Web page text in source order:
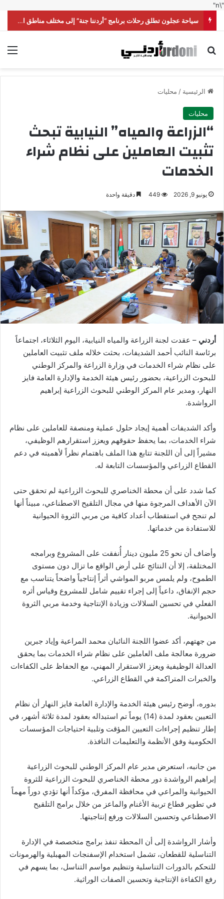
"\n"
سياحة عجلون تطلق رحلات برنامج “أردننا جنة” إلى مختلف مناطق المملكة
بحث عن
الرئيسية / محليات
محليات
“الزراعة والمياه” النيابية تبحث
تثبيت العاملين على نظام شراء
الخدمات
يونيو 9, 2026 449 دقيقة واحدة
أردني – عقدت لجنة الزراعة والمياه النيابية، اليوم الثلاثاء، اجتماعاً
برئاسة النائب أحمد الشديفات، بحثت خلاله ملف تثبيت العاملين
على نظام شراء الخدمات في وزارة الزراعة والمركز الوطني
للبحوث الزراعية، بحضور رئيس هيئة الخدمة والإدارة العامة فايز
النهار، ومدير عام المركز الوطني للبحوث الزراعية إبراهيم
الرواشدة.
وأكد الشديفات أهمية إيجاد حلول عملية ومنصفة للعاملين على نظام
شراء الخدمات، بما يحفظ حقوقهم ويعزز استقرارهم الوظيفي،
مشيراً إلى أن اللجنة تتابع هذا الملف باهتمام نظراً لأهميته في دعم
القطاع الزراعي والمؤسسات التابعة له.
كما شدد على أن محطة الخناصري للبحوث الزراعية لم تحقق حتى
الآن الأهداف المرجوة منها في مجال التلقيح الاصطناعي، مبيناً أنها
لم تنجح في استقطاب أعداد كافية من مربي الثروة الحيوانية
للاستفادة من خدماتها.
وأضاف أن نحو 25 مليون دينار أُنفقت على المشروع وبرامجه
المختلفة، إلا أن النتائج على أرض الواقع ما تزال دون مستوى
الطموح، ولم يلمس مربو المواشي أثراً إنتاجياً واضحاً يتناسب مع
حجم الإنفاق، داعياً إلى إجراء تقييم شامل للمشروع وقياس أثره
الفعلي في تحسين السلالات وزيادة الإنتاجية وخدمة مربي الثروة
الحيوانية.
من جهتهم، أكد عضوا اللجنة النائبان محمد المراعية وإياد جبرين
ضرورة معالجة ملف العاملين على نظام شراء الخدمات بما يحقق
العدالة الوظيفية ويعزز الاستقرار المهني، مع الحفاظ على الكفاءات
والخبرات المتراكمة في القطاع الزراعي.
بدوره، أوضح رئيس هيئة الخدمة والإدارة العامة فايز النهار أن نظام
التعيين بعقود لمدة (14) يوماً تم استبداله بعقود لمدة ثلاثة أشهر، في
إطار تنظيم إجراءات التعيين المؤقت وتلبية احتياجات المؤسسات
الحكومية وفق الأنظمة والتعليمات النافذة.
من جانبه، استعرض مدير عام المركز الوطني للبحوث الزراعية
إبراهيم الرواشدة دور محطة الخناصري للبحوث الزراعية للثروة
الحيوانية والمراعي في محافظة المفرق، مؤكداً أنها تؤدي دوراً مهماً
في تطوير قطاع تربية الأغنام والماعز من خلال برامج التلقيح
الاصطناعي وتحسين السلالات ورفع إنتاجيتها.
وأشار الرواشدة إلى أن المحطة تنفذ برامج متخصصة في الإدارة
التناسلية للقطعان، تشمل استخدام الإسفنجات المهبلية والهرمونات
للتحكم بالدورات التناسلية وتنظيم مواسم التناسل، بما يسهم في
رفع الكفاءة الإنتاجية وتحسين الصفات الوراثية.